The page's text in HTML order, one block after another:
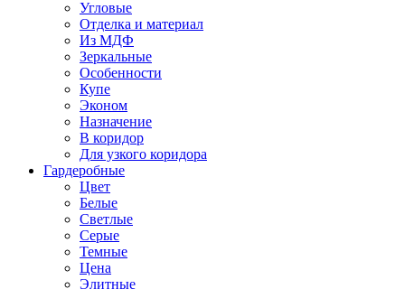
Угловые
Отделка и материал
Из МДФ
Зеркальные
Особенности
Купе
Эконом
Назначение
В коридор
Для узкого коридора
Гардеробные
Цвет
Белые
Светлые
Серые
Темные
Цена
Элитные